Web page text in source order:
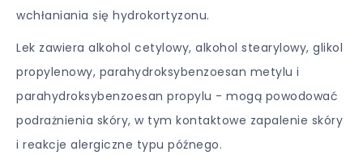
wchłaniania się hydrokortyzonu.
Lek zawiera alkohol cetylowy, alkohol stearylowy, glikol
propylenowy, parahydroksybenzoesan metylu i
parahydroksybenzoesan propylu - mogą powodować
podrażnienia skóry, w tym kontaktowe zapalenie skóry
i reakcje alergiczne typu późnego.